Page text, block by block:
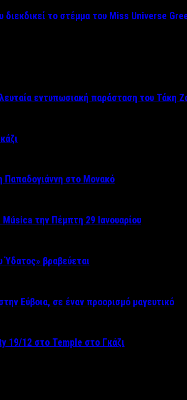
διεκδικεί το στέμμα του Miss Universe
εντυπωσιακή παράσταση του Τάκη
Παπαδογιάννη στο Μονακό
την Πέμπτη 29 Ιανουαρίου
Ύδατος» βραβεύεται
Εύβοια, σε έναν προορισμό μαγευτικό
19/12 στο Temple στο Γκάζι